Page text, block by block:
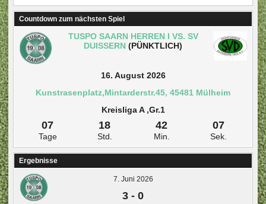
Countdown zum nächsten Spiel
TUSPO SAARN HERREN I VS. SV
DUISSERN (PÜNKTLICH)
16. August 2026
Kunstrasenplatz,Mintarderstr.45, 45481 Mülheim
Kreisliga A ,Gr.1
07
Tage
18
Std.
42
Min.
07
Sek.
Ergebnisse
7. Juni 2026
3 - 0